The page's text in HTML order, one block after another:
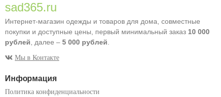
sad365.ru
Интернет-магазин одежды и товаров для дома, совместные
покупки и доступные цены, первый минимальный заказ 10 000
рублей , далее – 5 000 рублей
Мы в Контакте
Информация
Политика конфиденциальности